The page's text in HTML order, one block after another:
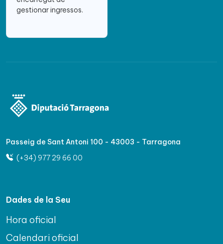
gestionar ingressos.
Passeig de Sant Antoni 100 - 43003 - Tarragona
(+34) 977 29 66 00
Dades de la Seu
Hora oficial
Calendari oficial